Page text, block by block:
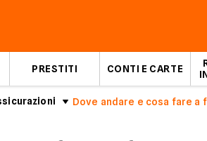
PRESTITI CONTI E CARTE
Dove andare e cosa fare a